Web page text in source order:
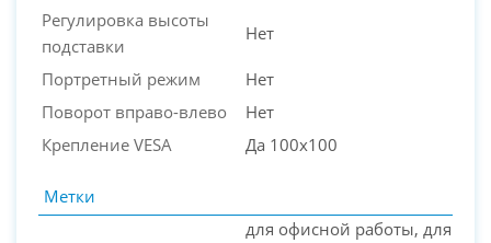
Регулировка высоты
подставки
Нет
Портретный режим
Нет
Поворот вправо-влево
Нет
Крепление VESA
Да 100x100
Метки
для офисной работы, для